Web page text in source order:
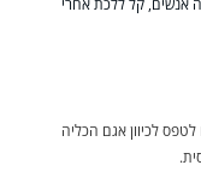
אנשים, קל ללכת אחרי
לכיוון אגם הכליה